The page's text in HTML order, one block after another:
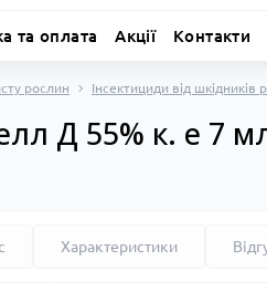
та оплата Акції Контакти
рослин Інсектициди від шкідників
Д 55% к. е 7
Характеристики